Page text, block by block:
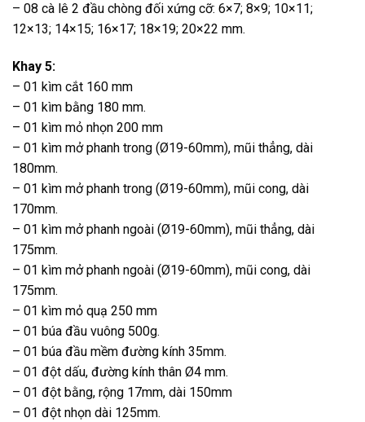
– 08 cà lê 2 đầu chòng đối xứng cỡ: 6×7; 8×9; 10×11;
12×13; 14×15; 16×17; 18×19; 20×22 mm.
Khay 5:
– 01 kìm cắt 160 mm
– 01 kìm bằng 180 mm.
– 01 kìm mỏ nhọn 200 mm
– 01 kìm mở phanh trong (Ø19-60mm), mũi thẳng, dài
180mm.
– 01 kìm mở phanh trong (Ø19-60mm), mũi cong, dài
170mm.
– 01 kìm mở phanh ngoài (Ø19-60mm), mũi thẳng, dài
175mm.
– 01 kìm mở phanh ngoài (Ø19-60mm), mũi cong, dài
175mm.
– 01 kìm mỏ quạ 250 mm
– 01 búa đầu vuông 500g.
– 01 búa đầu mềm đường kính 35mm.
– 01 đột dấu, đường kính thân Ø4 mm.
– 01 đột bằng, rộng 17mm, dài 150mm
– 01 đột nhọn dài 125mm.